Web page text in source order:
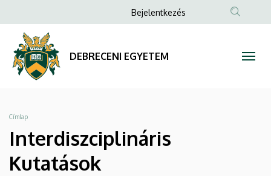
Interdiszciplináris
Kutatások
DEBRECENI
EGYETEM
a
tartalomra
Anonim
menüje
Bejelentkezés
DEBRECENI EGYETEM
Morzsa
Címlap
Interdiszciplináris
Kutatások